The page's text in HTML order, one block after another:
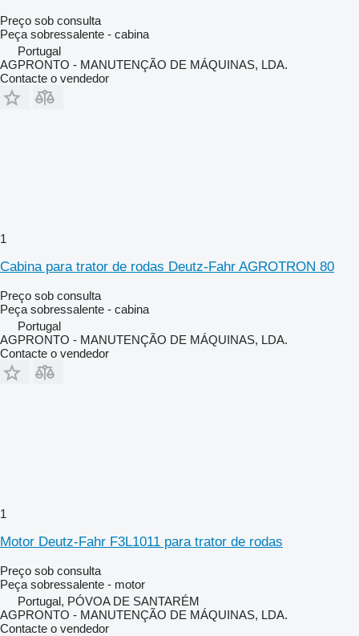
Preço sob consulta
Peça sobressalente - cabina
Portugal
AGPRONTO - MANUTENÇÃO DE MÁQUINAS, LDA.
Contacte o vendedor
1
Cabina para trator de rodas Deutz-Fahr AGROTRON 80
Preço sob consulta
Peça sobressalente - cabina
Portugal
AGPRONTO - MANUTENÇÃO DE MÁQUINAS, LDA.
Contacte o vendedor
1
Motor Deutz-Fahr F3L1011 para trator de rodas
Preço sob consulta
Peça sobressalente - motor
Portugal, PÓVOA DE SANTARÉM
AGPRONTO - MANUTENÇÃO DE MÁQUINAS, LDA.
Contacte o vendedor